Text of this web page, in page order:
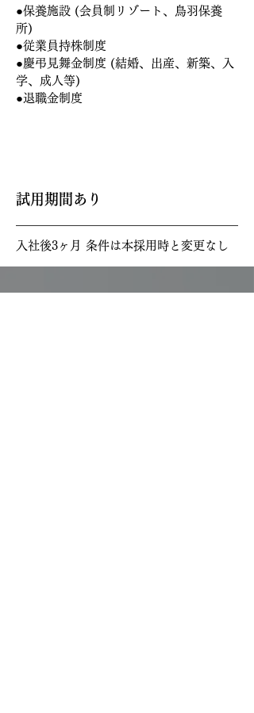
●保養施設 (会員制リゾート、鳥羽保養
所)
●従業員持株制度
●慶弔見舞金制度 (結婚、出産、新築、入
学、成人等)
●退職金制度
試用期間あり
入社後3ヶ月 条件は本採用時と変更なし